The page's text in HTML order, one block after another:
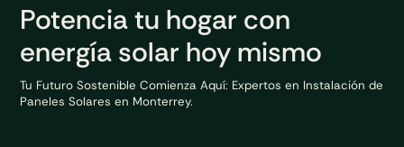
Potencia tu hogar con
energía solar hoy mismo
Tu Futuro Sostenible Comienza Aquí: Expertos en Instalación de
Paneles Solares en Monterrey.